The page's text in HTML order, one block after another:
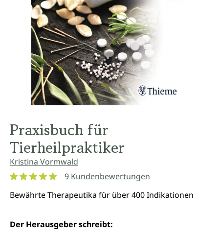
Praxisbuch für
Tierheilpraktiker
Kristina Vormwald
9 Kundenbewertungen
Bewährte Therapeutika für über 400 Indikationen
Der Herausgeber schreibt: